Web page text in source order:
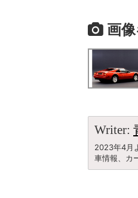
画
Writer:
2023年4月
車情報、カ